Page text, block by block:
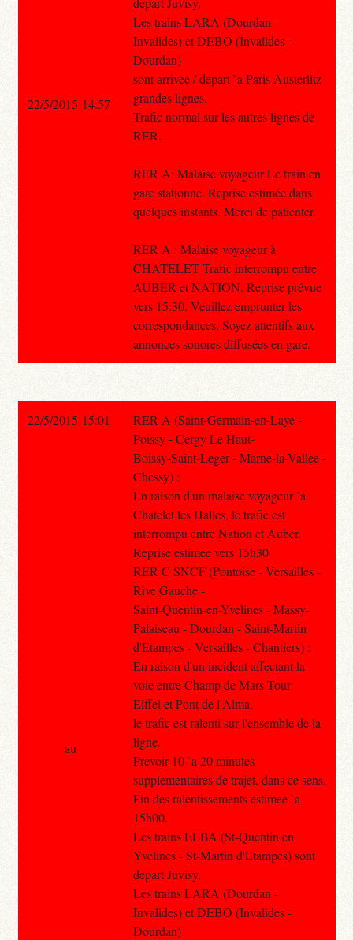
Les trains LARA (Dourdan -
Invalides) et DEBO (Invalides -
Dourdan)
sont arrivee / depart `a Paris Austerlitz
grandes lignes.
Trafic normal sur les autres lignes de
RER.
RER A: Malaise voyageur Le train en
gare stationne. Reprise estimée dans
quelques instants. Merci de patienter.
RER A : Malaise voyageur à
CHATELET Trafic interrompu entre
AUBER et NATION. Reprise prévue
vers 15:30. Veuillez emprunter les
correspondances. Soyez attentifs aux
annonces sonores diffusées en gare.
22/5/2015 14:57
22/5/2015 15:01
RER A (Saint-Germain-en-Laye -
Poissy - Cergy Le Haut-
Boissy-Saint-Leger - Marne-la-Vallee -
Chessy) :
En raison d'un malaise voyageur `a
Chatelet les Halles, le trafic est
interrompu entre Nation et Auber.
Reprise estimee vers 15h30
RER C SNCF (Pontoise - Versailles -
Rive Gauche -
Saint-Quentin-en-Yvelines - Massy-
Palaiseau - Dourdan - Saint-Martin
d'Etampes - Versailles - Chantiers) :
En raison d'un incident affectant la
voie entre Champ de Mars Tour
Eiffel et Pont de l'Alma.
le trafic est ralenti sur l'ensemble de la
ligne.
Prevoir 10 `a 20 minutes
supplementaires de trajet, dans ce sens.
Fin des ralentissements estimee `a
15h00.
Les trains ELBA (St-Quentin en
Yvelines - St-Martin d'Etampes) sont
depart Juvisy.
Les trains LARA (Dourdan -
Invalides) et DEBO (Invalides -
Dourdan)
au